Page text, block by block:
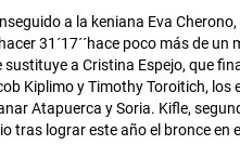
a la keniana Eva
31´17´´hace poco más de
a Cristina Espejo, que
Kiplimo y Timothy Toroitich, los
Atapuerca y Soria. Kifle,
lograr este año el bronce en